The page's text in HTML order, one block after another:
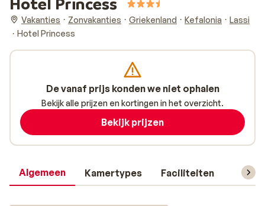
Vakanties Zonvakanties Griekenland Kefalonia
Lassi
Hotel Princess
Algemeen Kamertypes Faciliteiten
De vanaf prijs konden we niet ophalen
Bekijk alle prijzen en kortingen in het overzicht.
Bekijk prijzen